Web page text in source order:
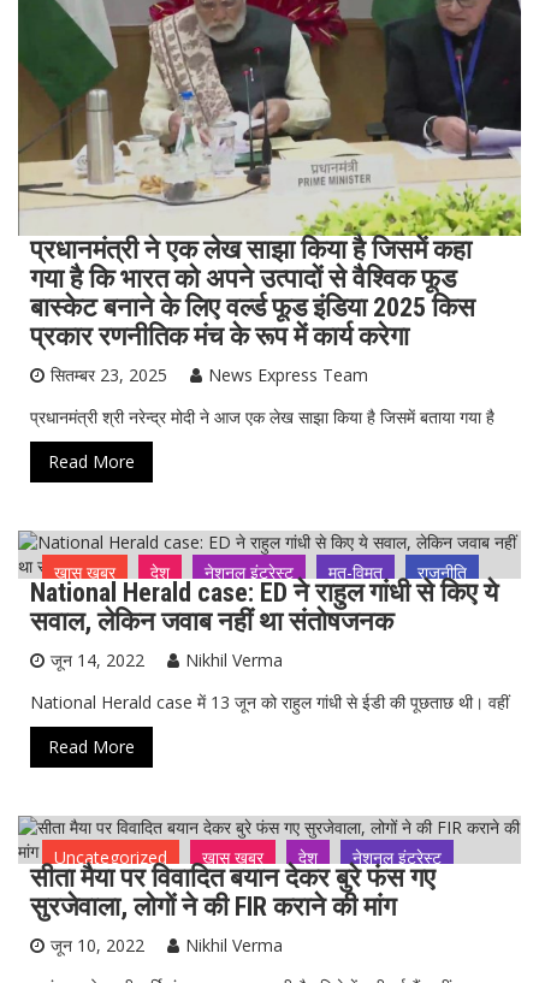
प्रधानमंत्री ने एक लेख साझा किया है जिसमें कहा
गया है कि भारत को अपने उत्पादों से वैश्विक फूड
बास्केट बनाने के लिए वर्ल्ड फूड इंडिया 2025 किस
प्रकार रणनीतिक मंच के रूप में कार्य करेगा
सितम्बर 23, 2025
News Express Team
प्रधानमंत्री श्री नरेन्द्र मोदी ने आज एक लेख साझा किया है जिसमें बताया गया है
Read More
ख़ास ख़बर देश नेशनल इंट्रेस्ट मत-विमत राजनीति
National Herald case: ED ने राहुल गांधी से किए ये
सवाल, लेकिन जवाब नहीं था संतोषजनक
जून 14, 2022
Nikhil Verma
National Herald case में 13 जून को राहुल गांधी से ईडी की पूछताछ थी। वहीं
Read More
Uncategorized ख़ास ख़बर देश
नेशनल इंट्रेस्ट
भारत
मत-विमत राजनीति
सीता मैया पर विवादित बयान देकर बुरे फंस गए
सुरजेवाला, लोगों ने की FIR कराने की मांग
जून 10, 2022
Nikhil Verma